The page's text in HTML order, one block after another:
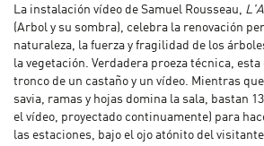
La instalación vídeo de Samuel Rousseau,
(Arbol y su sombra), celebra la renovación
naturaleza, la fuerza y fragilidad de los
la vegetación. Verdadera proeza técnica,
tronco de un castaño y un vídeo. Mientras
savia, ramas y hojas domina la sala, bastan
el vídeo, proyectado continuamente) para
las estaciones, bajo el ojo atónito del